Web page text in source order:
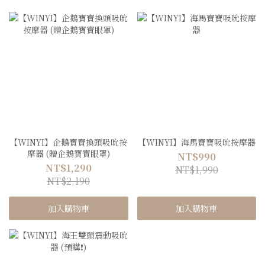
【WINYI】企鵝寶寶換頭吸吮按
摩器 (贈企鵝寶寶眼罩)
NT$1,290
NT$2,190
加入購物車
【WINYI】海馬寶寶吸吮按摩器
NT$990
NT$1,990
加入購物車